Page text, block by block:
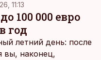
11:13
100 000 евро
год
летний день: после
вы, наконец,